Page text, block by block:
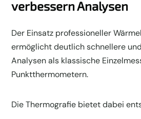
verbessern Analysen
Der Einsatz professioneller
ermöglicht deutlich schnellere
Analysen als klassische
Punktthermometern.
Die Thermografie bietet dabei